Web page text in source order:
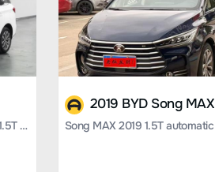
Song MAX 2021 upgraded version 1.5T automatic luxury 6-seater
2019 BYD Song MAX